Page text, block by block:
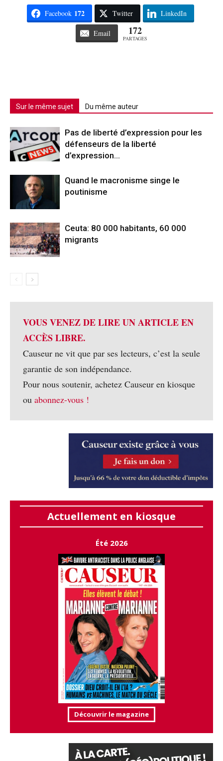
Facebook 172 Twitter LinkedIn
Email 172
PARTAGES
Sur le même sujet Du même auteur
Pas de liberté d’expression pour les
défenseurs de la liberté
d’expression…
Quand le macronisme singe le
poutinisme
Ceuta: 80 000 habitants, 60 000
migrants
VOUS VENEZ DE LIRE UN ARTICLE EN
ACCÈS LIBRE.
Causeur ne vit que par ses lecteurs, c’est la seule
garantie de son indépendance.
Pour nous soutenir, achetez Causeur en kiosque
ou abonnez-vous !
Actuellement en kiosque
Été 2026
Découvrir le magazine